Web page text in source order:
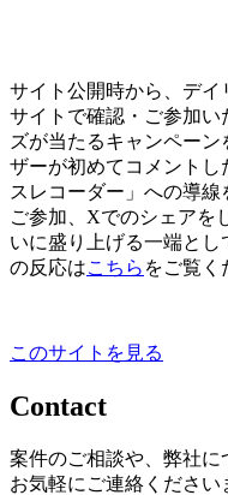
サイト公開時から、デ
サイトで確認・ご参加い
ズが当たるキャンペー
ザーが初めてコメント
スレコーダー」への導
ご参加、Xでのシェアを
いに盛り上げる一端と
の反応はこちら をご覧く
このサイトを見る
Contact
案件のご相談や、弊社に
お気軽にご連絡ください